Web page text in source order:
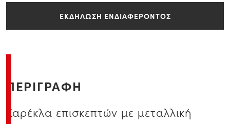
ΕΚΔΗΛΩΣΗ ΕΝΔΙΑΦΕΡΟΝΤΟΣ
ΠΕΡΙΓΡΑΦΗ
Καρέκλα επισκεπτών με μεταλλική